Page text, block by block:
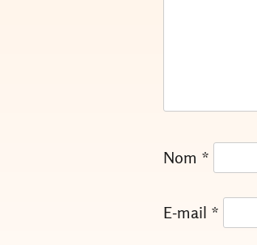
Nom *
E-mail *